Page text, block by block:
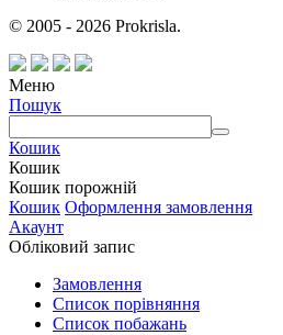
© 2005 - 2026 Prokrisla.
Меню
Пошук
Кошик
Кошик
Кошик порожній
Кошик Оформлення замовлення
Акаунт
Обліковий запис
Замовлення
Cписок порівняння
Список побажань